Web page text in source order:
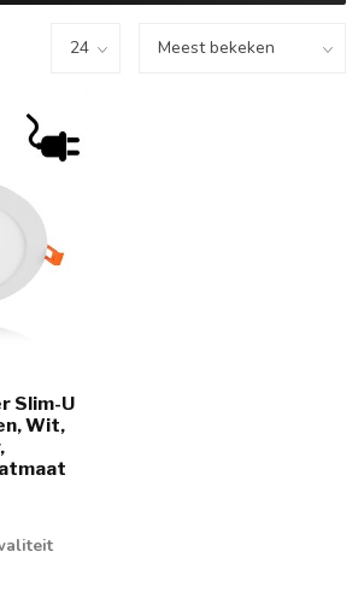
Slim-U
Wit,